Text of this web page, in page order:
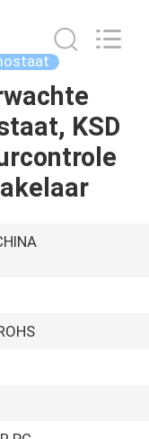
KSD